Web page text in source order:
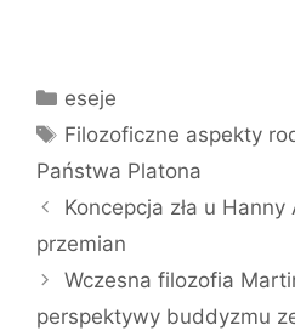
Kategorie
eseje
Tagi
Filozoficzne aspekty
Państwa Platona
Koncepcja zła u
przemian
Wczesna filozofia
perspektywy buddyzmu